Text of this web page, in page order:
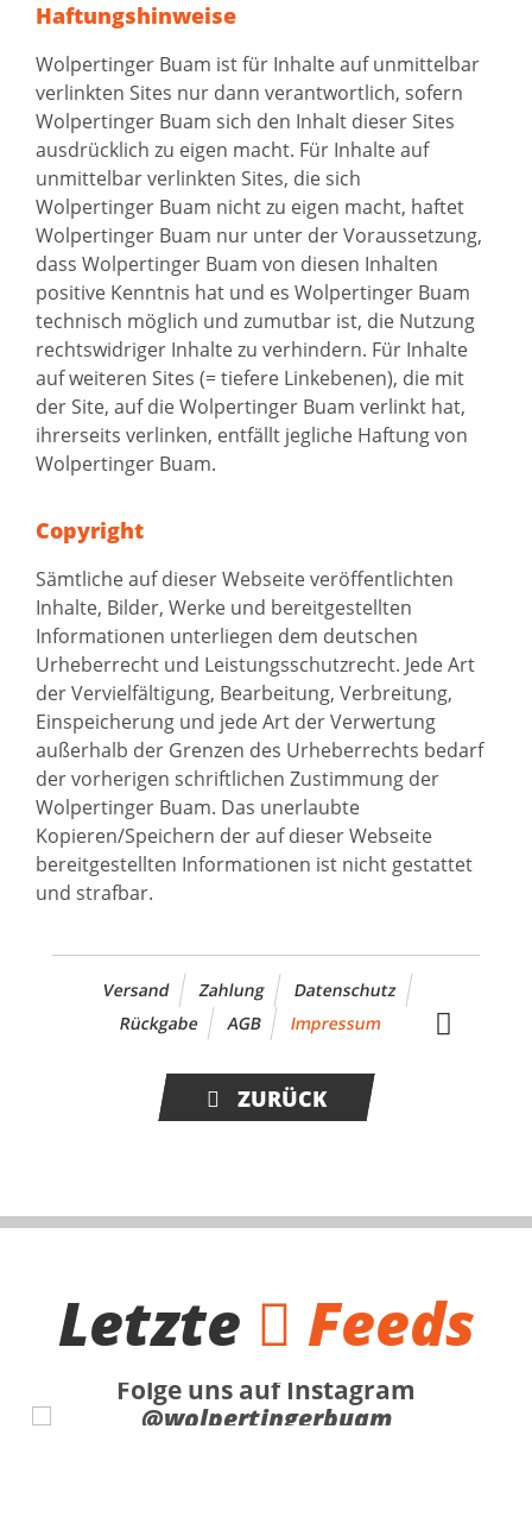
Haftungshinweise
Wolpertinger Buam ist für Inhalte auf unmittelbar
verlinkten Sites nur dann verantwortlich, sofern
Wolpertinger Buam sich den Inhalt dieser Sites
ausdrücklich zu eigen macht. Für Inhalte auf
unmittelbar verlinkten Sites, die sich
Wolpertinger Buam nicht zu eigen macht, haftet
Wolpertinger Buam nur unter der Voraussetzung,
dass Wolpertinger Buam von diesen Inhalten
positive Kenntnis hat und es Wolpertinger Buam
technisch möglich und zumutbar ist, die Nutzung
rechtswidriger Inhalte zu verhindern. Für Inhalte
auf weiteren Sites (= tiefere Linkebenen), die mit
der Site, auf die Wolpertinger Buam verlinkt hat,
ihrerseits verlinken, entfällt jegliche Haftung von
Wolpertinger Buam.
Copyright
Sämtliche auf dieser Webseite veröffentlichten
Inhalte, Bilder, Werke und bereitgestellten
Informationen unterliegen dem deutschen
Urheberrecht und Leistungsschutzrecht. Jede Art
der Vervielfältigung, Bearbeitung, Verbreitung,
Einspeicherung und jede Art der Verwertung
außerhalb der Grenzen des Urheberrechts bedarf
der vorherigen schriftlichen Zustimmung der
Wolpertinger Buam. Das unerlaubte
Kopieren/Speichern der auf dieser Webseite
bereitgestellten Informationen ist nicht gestattet
und strafbar.
Versand Zahlung
Datenschutz
Rückgabe
AGB Impressum
ZURÜCK
Letzte Feeds
Folge uns auf Instagram
@wolpertingerbuam